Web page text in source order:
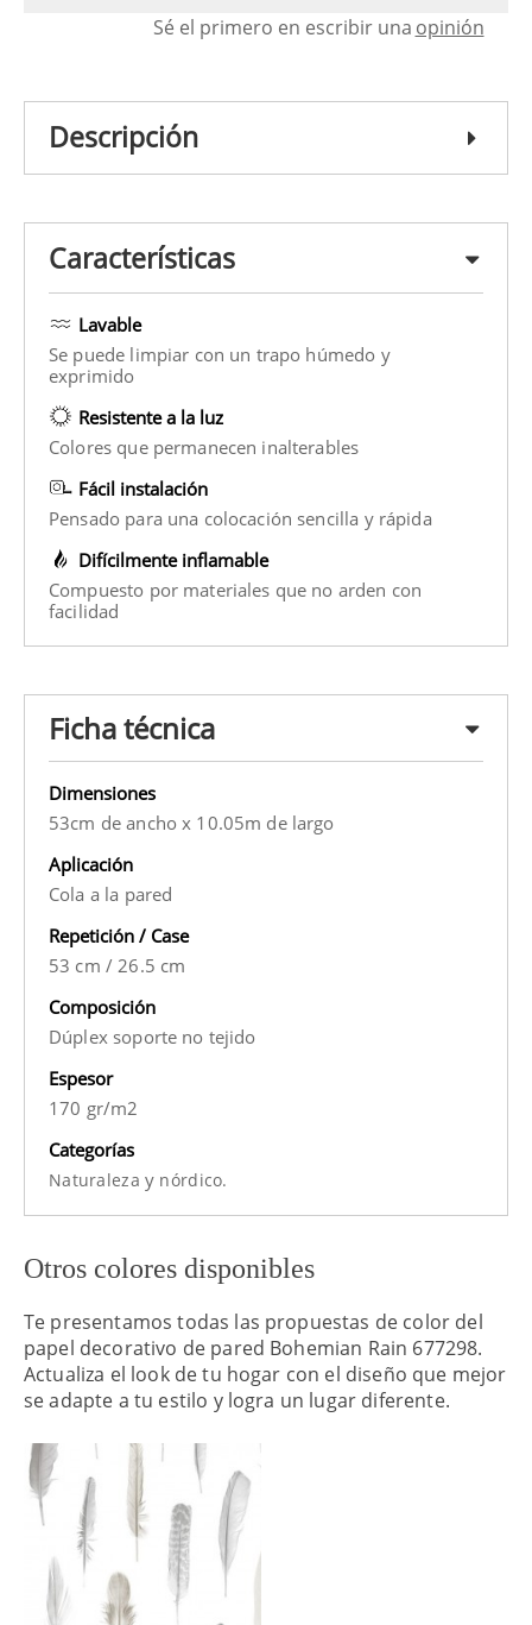
Sé el primero en escribir una opinión
Descripción
Características
Lavable
Se puede limpiar con un trapo húmedo y
exprimido
Resistente a la luz
Colores que permanecen inalterables
Fácil instalación
Pensado para una colocación sencilla y rápida
Difícilmente inflamable
Compuesto por materiales que no arden con
facilidad
Ficha técnica
Dimensiones
53cm de ancho x 10.05m de largo
Aplicación
Cola a la pared
Repetición / Case
53 cm / 26.5 cm
Composición
Dúplex soporte no tejido
Espesor
170 gr/m2
Categorías
Naturalezay nórdico.
Otros colores disponibles
Te presentamos todas las propuestas de color del
papel decorativo de pared Bohemian Rain 677298.
Actualiza el look de tu hogar con el diseño que mejor
se adapte a tu estilo y logra un lugar diferente.